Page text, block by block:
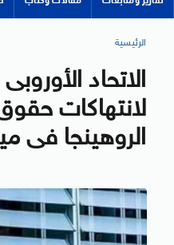
الرئيسية
الاتحاد
لانتهاكات
الروهينجا فى